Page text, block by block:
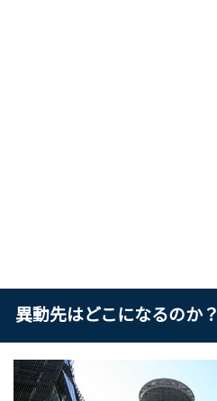
異動先はどこになるのか？